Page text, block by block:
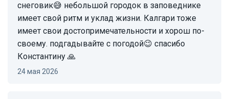
снеговик😅 небольшой городок в заповеднике
имеет свой ритм и уклад жизни. Калгари тоже
имеет свои достопримечательности и хорош по-
своему. подгадывайте с погодой😉 спасибо
Константину 🙏
24 мая 2026